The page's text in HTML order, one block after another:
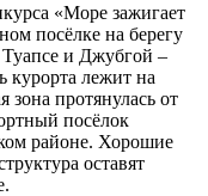
«Море зажигает
посёлке на берегу
и Джубгой –
курорта лежит на
зона протянулась от
посёлок
районе. Хорошие
оставят